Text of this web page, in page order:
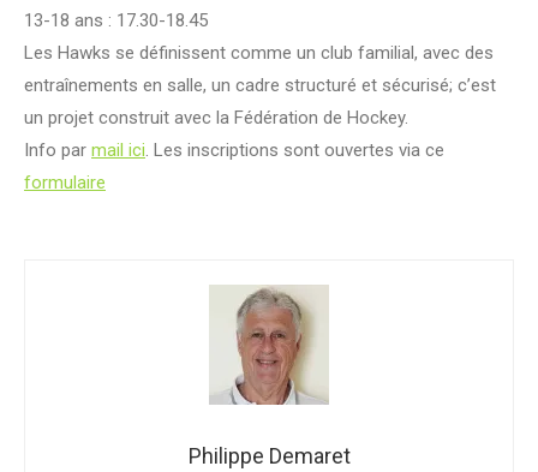
13-18 ans : 17.30-18.45
Les Hawks se définissent comme un club familial, avec des
entraînements en salle, un cadre structuré et sécurisé; c’est
un projet construit avec la Fédération de Hockey.
Info par mail ici. Les inscriptions sont ouvertes via ce
formulaire
Philippe Demaret